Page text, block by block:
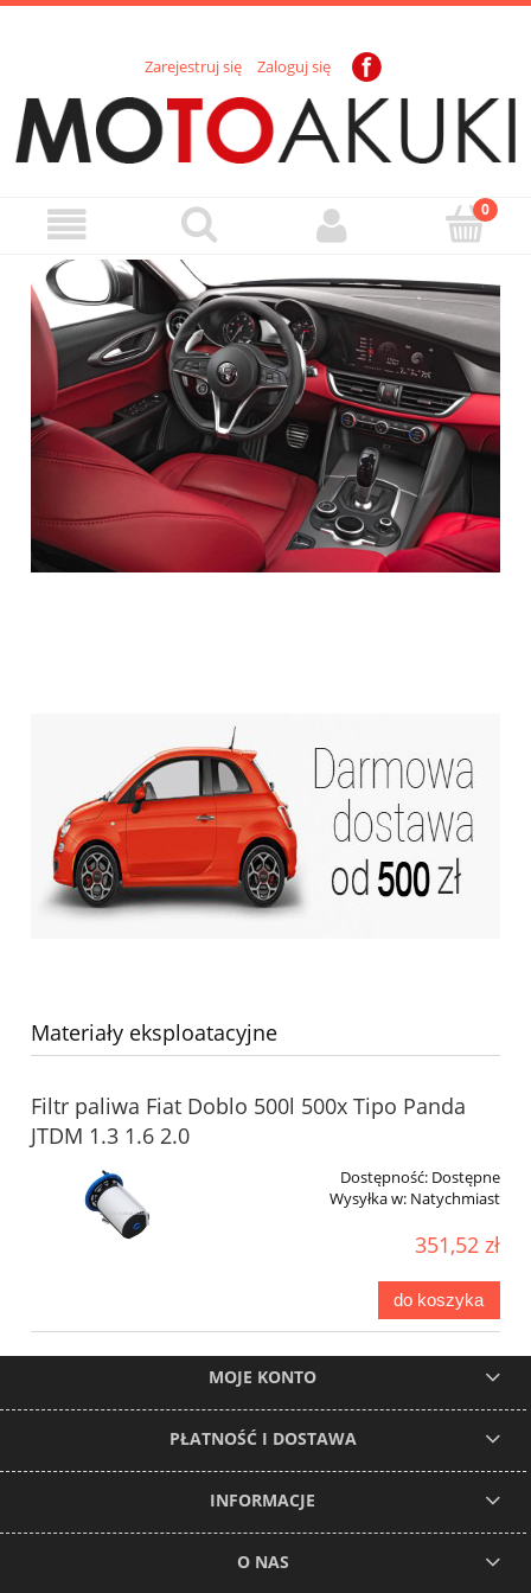
Zarejestruj się Zaloguj się
Materiały eksploatacyjne
Filtr paliwa Fiat Doblo 500l 500x Tipo Panda
JTDM 1.3 1.6 2.0
Dostępność: Dostępne
Wysyłka w: Natychmiast
351,52 zł
do koszyka
MOJE KONTO
PŁATNOŚĆ I DOSTAWA
INFORMACJE
O NAS